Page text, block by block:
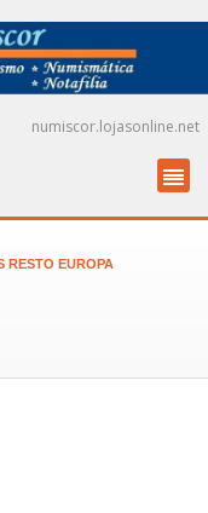
numiscor.lojasonline.net
RESTO EUROPA